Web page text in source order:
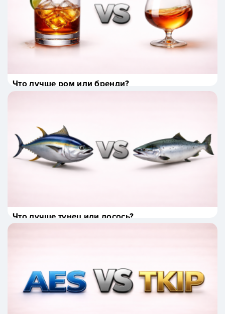
Что лучше ром или бренди?
Что лучше тунец или лосось?